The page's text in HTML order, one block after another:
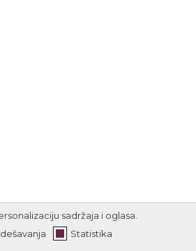
sadržaja i oglasa.
Statistika